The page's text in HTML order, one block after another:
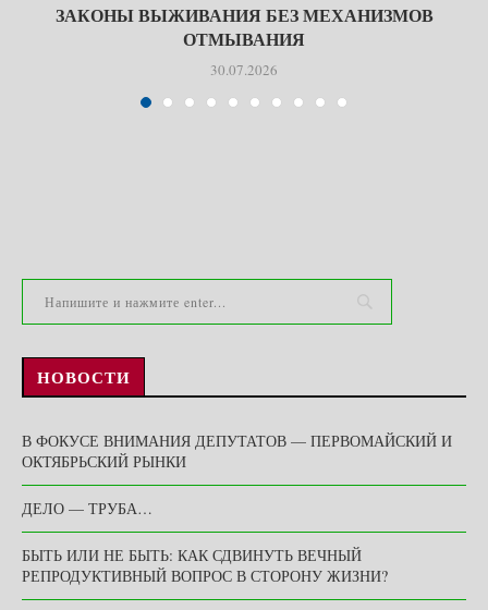
ЗАКОНЫ ВЫЖИВАНИЯ БЕЗ МЕХАНИЗМОВ
ОТМЫВАНИЯ
30.07.2026
НОВОСТИ
В ФОКУСЕ ВНИМАНИЯ ДЕПУТАТОВ — ПЕРВОМАЙСКИЙ И
ОКТЯБРЬСКИЙ РЫНКИ
ДЕЛО — ТРУБА…
БЫТЬ ИЛИ НЕ БЫТЬ: КАК СДВИНУТЬ ВЕЧНЫЙ
РЕПРОДУКТИВНЫЙ ВОПРОС В СТОРОНУ ЖИЗНИ?